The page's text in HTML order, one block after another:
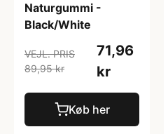
Naturgummi -
Black/White
VEJL. PRIS
89,95 kr
71,96
kr
Køb her